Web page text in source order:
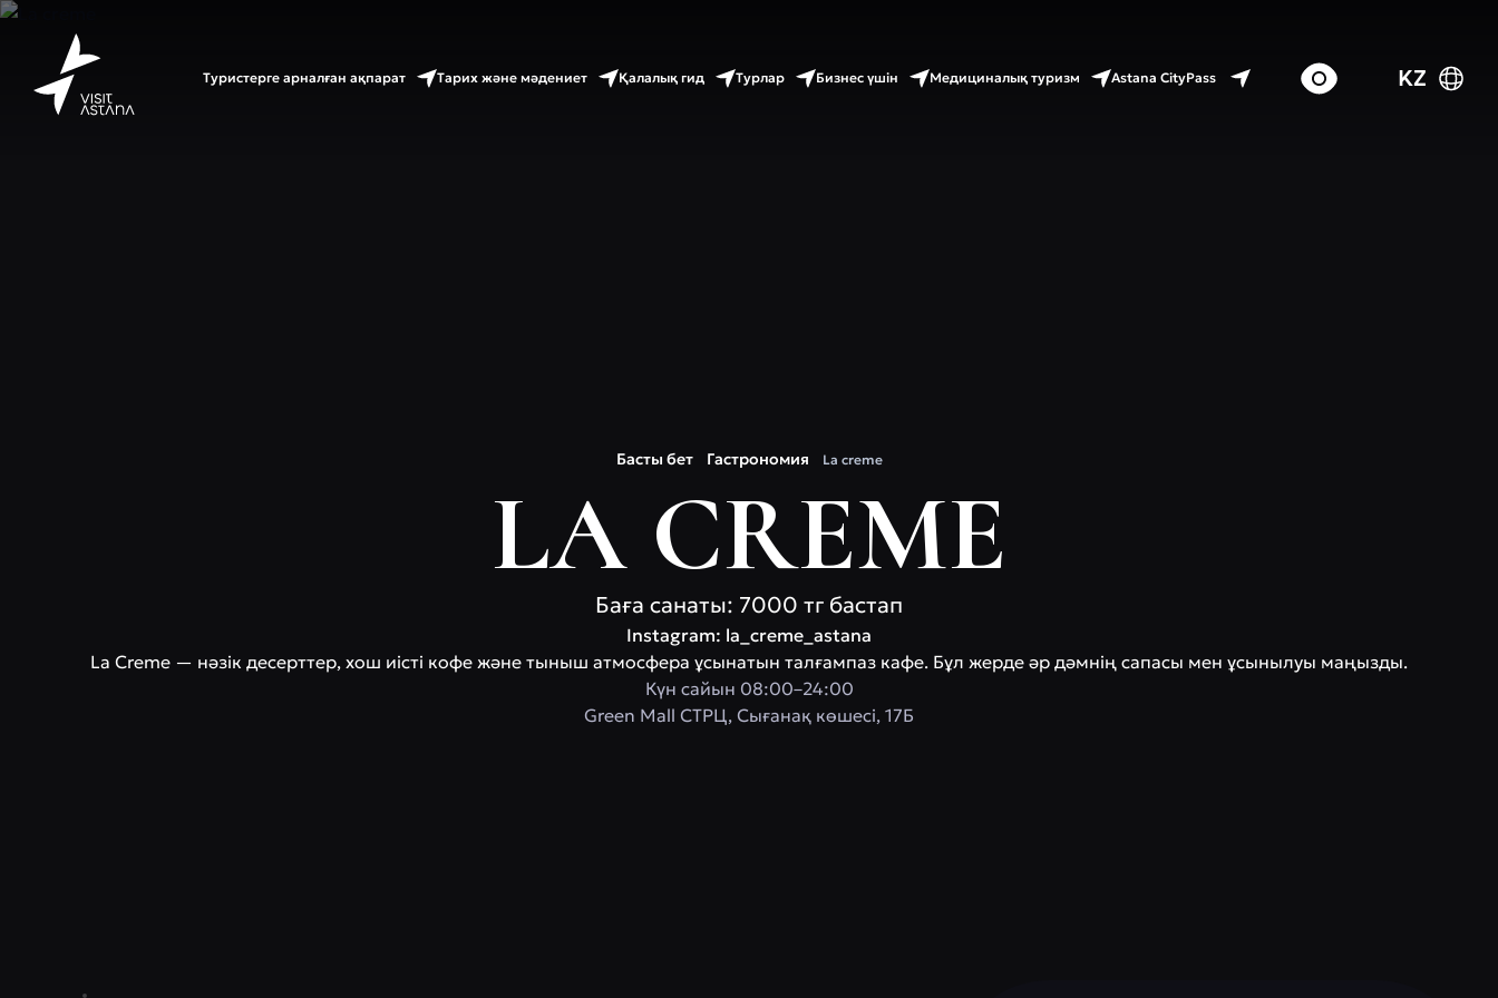
Туристерге арналған ақпарат Тарих және мәдениет Қалалық гид Турлар Бизнес үшін Медициналық туризм Astana CityPass KZ
Басты бет Гастрономия La creme
LA CREME
Баға санаты: 7000 тг бастап
Instagram: la_creme_astana
La Creme — нәзік десерттер, хош иісті кофе және тыныш атмосфера ұсынатын талғампаз кафе. Бұл жерде әр дәмнің сапасы мен ұсынылуы маңызды.
Күн сайын 08:00–24:00
Green Mall СТРЦ, Сығанақ көшесі, 17Б